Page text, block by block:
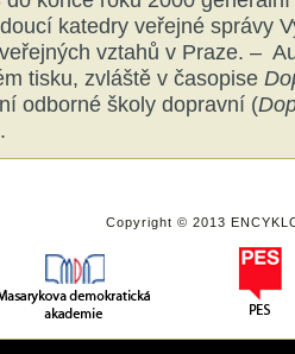
katedry veřejné správy
vztahů v Praze. –
tisku, zvláště v časopise
odborné školy dopravní (
Copyright © 2013